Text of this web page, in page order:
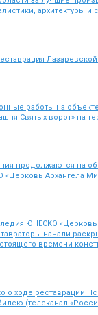
архитектуры и
работы на
Святых ворот» на
продолжаются на
Архангела
ЮНЕСКО
начали
времени
о ходе реставрации
(телеканал